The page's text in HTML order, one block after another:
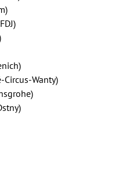
Wanty)